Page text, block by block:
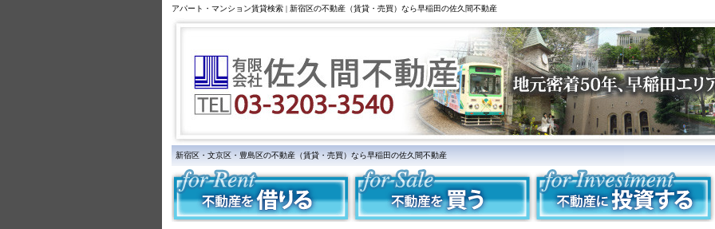
アパート・マンション賃貸検索 | 新宿区の不動産（賃貸・売買）なら早稲田の佐久間不動産
新宿区・文京区・豊島区の不動産（賃貸・売買）なら早稲田の佐久間不動産